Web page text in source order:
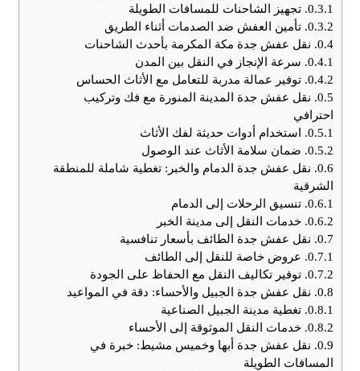
0.3.1. تجهيز الشاحنات للمسافات الطويلة
0.3.2. تأمين العفش ضد الصدمات أثناء الطريق
0.4. نقل عفش جدة مكة المكرمة بأحدث الشاحنات
0.4.1. سرعة الإنجاز في النقل بين المدن
0.4.2. توفير عمالة مدربة للتعامل مع الأثاث الحساس
0.5. نقل عفش جدة المدينة المنورة مع فك وتركيب
احترافي
0.5.1. استخدام أدوات حديثة لفك الأثاث
0.5.2. ضمان سلامة الأثاث عند الوصول
0.6. نقل عفش جدة الدمام والخبر: تغطية شاملة للمنطقة
الشرقية
0.6.1. تنسيق الرحلات إلى الدمام
0.6.2. خدمات النقل إلى مدينة الخبر
0.7. نقل عفش جدة الطائف بأسعار تنافسية
0.7.1. عروض خاصة للنقل إلى الطائف
0.7.2. توفير تكاليف النقل مع الحفاظ على الجودة
0.8. نقل عفش جدة الجبيل والأحساء: دقة في المواعيد
0.8.1. تغطية مدينة الجبيل الصناعية
0.8.2. خدمات النقل الموثوقة إلى الأحساء
0.9. نقل عفش جدة أبها وخميس مشيط: خبرة في
المسافات الطويلة